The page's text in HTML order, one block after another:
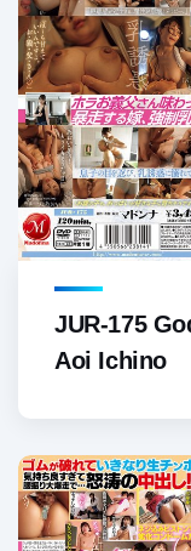
JUR-175
Aoi Ichino